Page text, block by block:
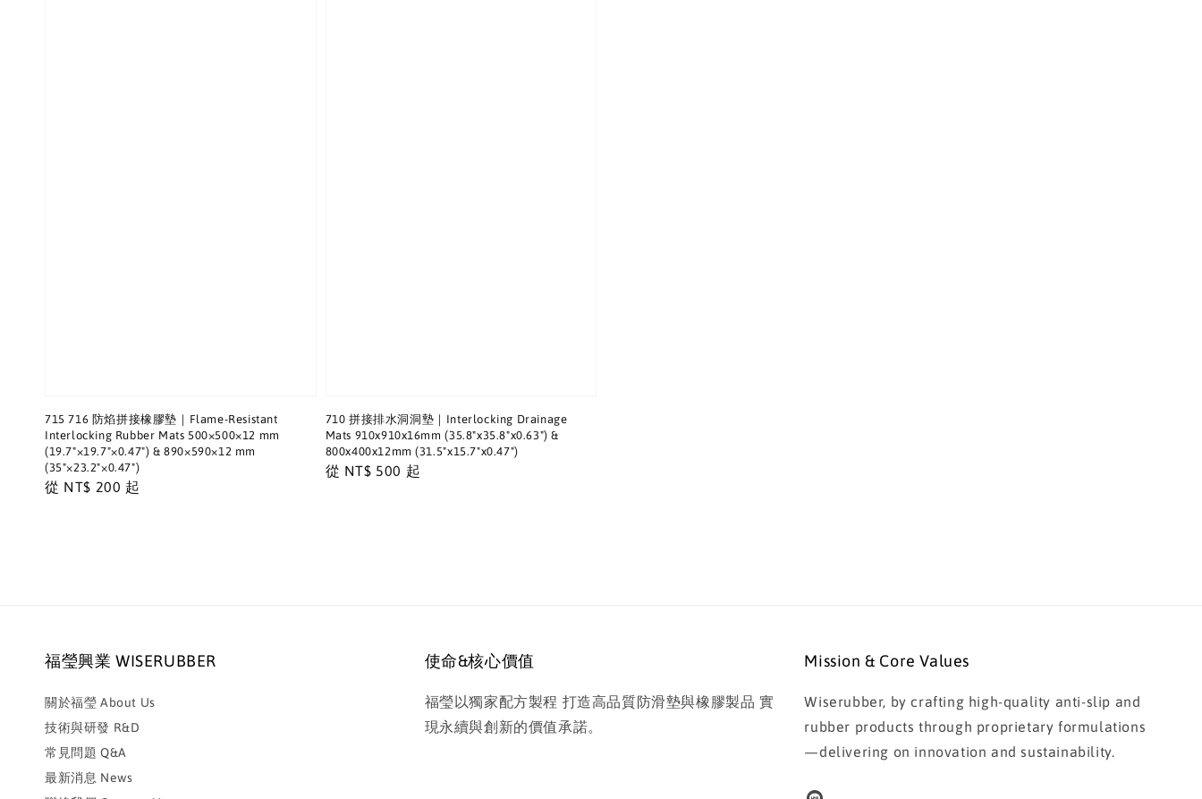
715 716 防焰拼接橡膠墊｜Flame-Resistant
Interlocking Rubber Mats 500×500×12 mm
(19.7"×19.7"×0.47") & 890×590×12 mm
(35"×23.2"×0.47")
Regular
從 NT$ 200 起
710 拼接排水洞洞墊｜Interlocking Drainage
Mats 910x910x16mm (35.8"x35.8"x0.63") &
800x400x12mm (31.5"x15.7"x0.47")
Regular
從 NT$ 500 起
福瑩興業 WISERUBBER
關於福瑩 About Us
技術與研發 R&D
常見問題 Q&A
最新消息 News
使命&核心價值
福瑩以獨家配方製程 打造高品質防滑墊與橡膠製品 實
現永續與創新的價值承諾。
Mission & Core Values
Wiserubber, by crafting high-quality anti-slip and
rubber products through proprietary formulations
—delivering on innovation and sustainability.